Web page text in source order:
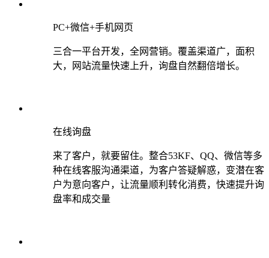
PC+微信+手机网页
三合一平台开发，全网营销。覆盖渠道广，面积
大，网站流量快速上升，询盘自然翻倍增长。
在线询盘
来了客户，就要留住。整合53KF、QQ、微信等多
种在线客服沟通渠道，为客户答疑解惑，变潜在客
户为意向客户，让流量顺利转化消费，快速提升询
盘率和成交量